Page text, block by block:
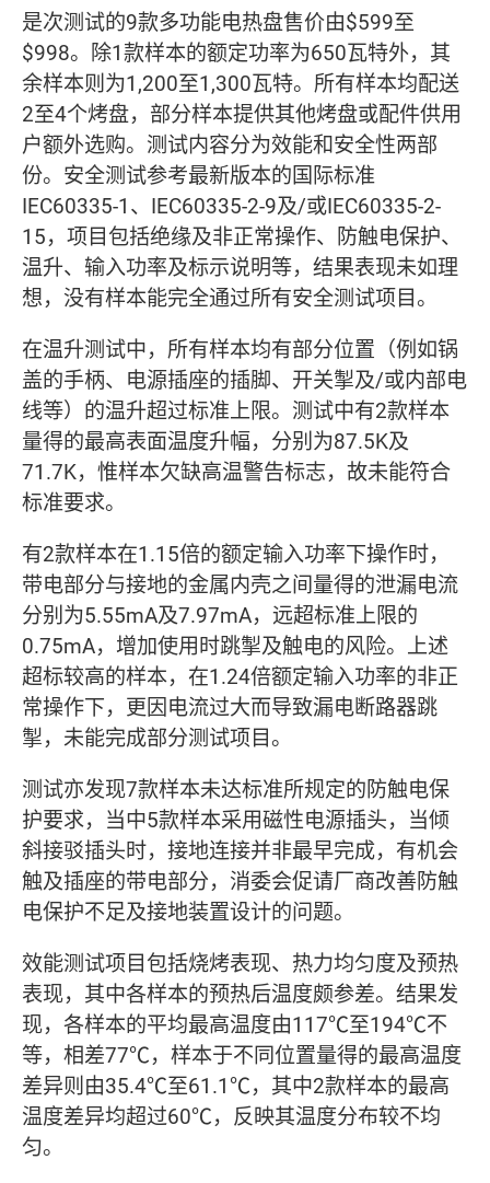
是次测试的9款多功能电热盘售价由$599至
$998。除1款样本的额定功率为650瓦特外，其
余样本则为1,200至1,300瓦特。所有样本均配送
2至4个烤盘，部分样本提供其他烤盘或配件供用
户额外选购。测试内容分为效能和安全性两部
份。安全测试参考最新版本的国际标准
IEC60335-1、IEC60335-2-9及/或IEC60335-2-
15，项目包括绝缘及非正常操作、防触电保护、
温升、输入功率及标示说明等，结果表现未如理
想，没有样本能完全通过所有安全测试项目。
在温升测试中，所有样本均有部分位置（例如锅
盖的手柄、电源插座的插脚、开关掣及/或内部电
线等）的温升超过标准上限。测试中有2款样本
量得的最高表面温度升幅，分别为87.5K及
71.7K，惟样本欠缺高温警告标志，故未能符合
标准要求。
有2款样本在1.15倍的额定输入功率下操作时，
带电部分与接地的金属内壳之间量得的泄漏电流
分别为5.55mA及7.97mA，远超标准上限的
0.75mA，增加使用时跳掣及触电的风险。上述
超标较高的样本，在1.24倍额定输入功率的非正
常操作下，更因电流过大而导致漏电断路器跳
掣，未能完成部分测试项目。
测试亦发现7款样本未达标准所规定的防触电保
护要求，当中5款样本采用磁性电源插头，当倾
斜接驳插头时，接地连接并非最早完成，有机会
触及插座的带电部分，消委会促请厂商改善防触
电保护不足及接地装置设计的问题。
效能测试项目包括烧烤表现、热力均匀度及预热
表现，其中各样本的预热后温度颇参差。结果发
现，各样本的平均最高温度由117℃至194℃不
等，相差77℃，样本于不同位置量得的最高温度
差异则由35.4℃至61.1℃，其中2款样本的最高
温度差异均超过60℃，反映其温度分布较不均
匀。